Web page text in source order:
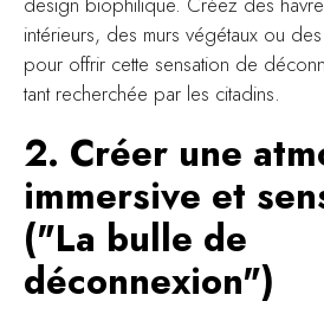
intérieurs, des murs végétaux ou
pour offrir cette sensation de
tant recherchée par les citadins.
2. Créer une
immersive et
("La bulle de
déconnexion")